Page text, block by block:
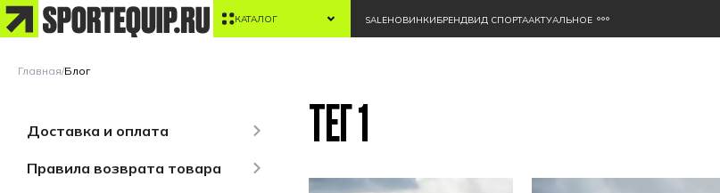
КАТАЛОГ SALEНОВИНКИБРЕНДВИД СПОРТААКТУАЛЬНОЕ
ТЕГ 1
Главная/Блог
Доставка и оплата
Правила возврата товара